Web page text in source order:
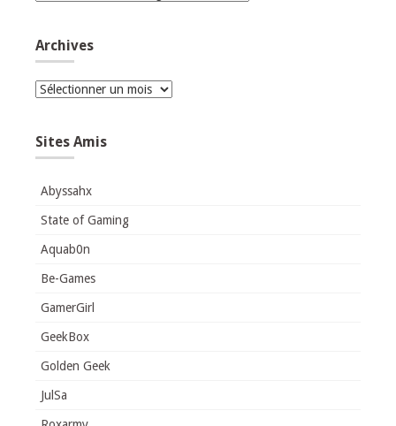
Archives
Archives
Sites Amis
Abyssahx
State of Gaming
Aquab0n
Be-Games
GamerGirl
GeekBox
Golden Geek
JulSa